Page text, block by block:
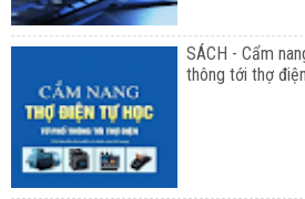
SÁCH - Cẩm
thông tới thợ